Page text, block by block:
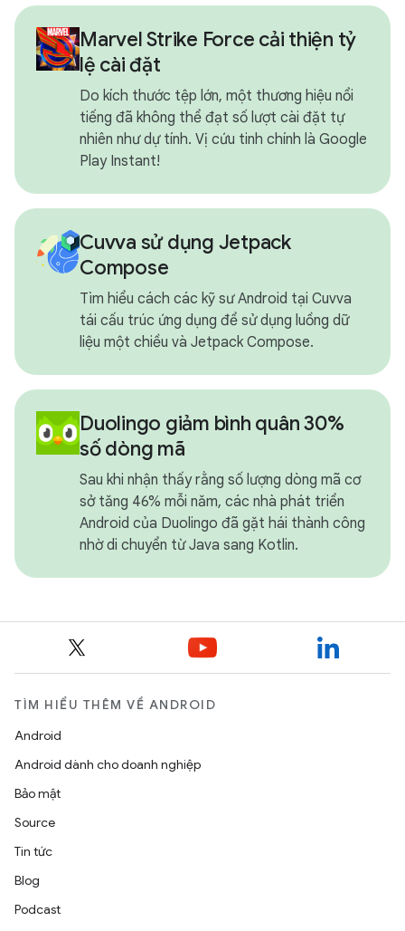
Marvel Strike Force cải thiện tỷ
lệ cài đặt
Do kích thước tệp lớn, một thương hiệu nổi
tiếng đã không thể đạt số lượt cài đặt tự
nhiên như dự tính. Vị cứu tinh chính là Google
Play Instant!
Cuvva sử dụng Jetpack
Compose
Tìm hiểu cách các kỹ sư Android tại Cuvva
tái cấu trúc ứng dụng để sử dụng luồng dữ
liệu một chiều và Jetpack Compose.
Duolingo giảm bình quân 30%
số dòng mã
Sau khi nhận thấy rằng số lượng dòng mã cơ
sở tăng 46% mỗi năm, các nhà phát triển
Android của Duolingo đã gặt hái thành công
nhờ di chuyển từ Java sang Kotlin.
TÌM HIỂU THÊM VỀ ANDROID
Android
Android dành cho doanh nghiệp
Bảo mật
Source
Tin tức
Blog
Podcast